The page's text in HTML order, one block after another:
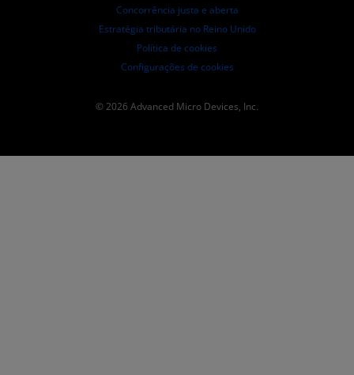
Concorrência justa e aberta
Estratégia tributária no Reino Unido
Política de cookies
Configurações de cookies
© 2026 Advanced Micro Devices, Inc.